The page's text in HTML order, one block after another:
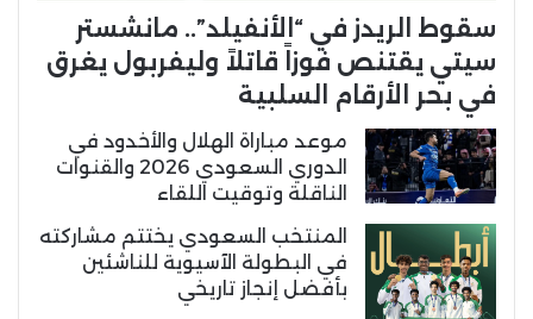
سقوط الريدز في “الأنفيلد”.. مانشستر
سيتي يقتنص فوزاً قاتلاً وليفربول يغرق
في بحر الأرقام السلبية
موعد مباراة الهلال والأخدود في
الدوري السعودي 2026 والقنوات
الناقلة وتوقيت اللقاء
المنتخب السعودي يختتم مشاركته
في البطولة الآسيوية للناشئين
بأفضل إنجاز تاريخي